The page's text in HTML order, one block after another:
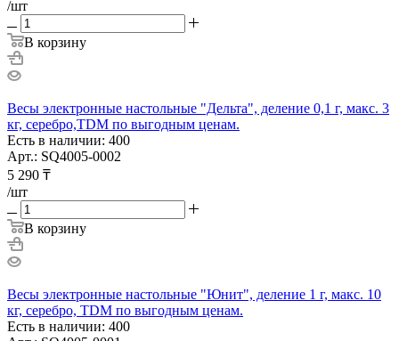
/шт
В корзину
Весы электронные настольные "Дельта", деление 0,1 г, макс. 3
кг, серебро,TDM по выгодным ценам.
Есть в наличии: 400
Арт.: SQ4005-0002
5 290 ₸
/шт
В корзину
Весы электронные настольные "Юнит", деление 1 г, макс. 10
кг, серебро, TDM по выгодным ценам.
Есть в наличии: 400